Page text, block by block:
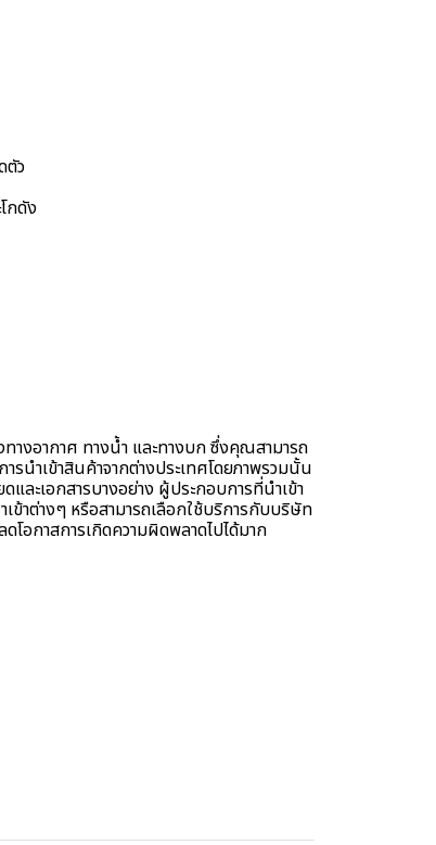
ตัว
กดัง
งอากาศ ทางน้ำ และทางบก ซึ่งคุณสามารถ
รนำเข้าสินค้าจากต่างประเทศโดยภาพรวมนั้น
ละเอกสารบางอย่าง ผู้ประกอบการที่นำเข้า
ข้าต่างๆ หรือสามารถเลือกใช้บริการกับบริษัท
โอกาสการเกิดความผิดพลาดไปได้มาก